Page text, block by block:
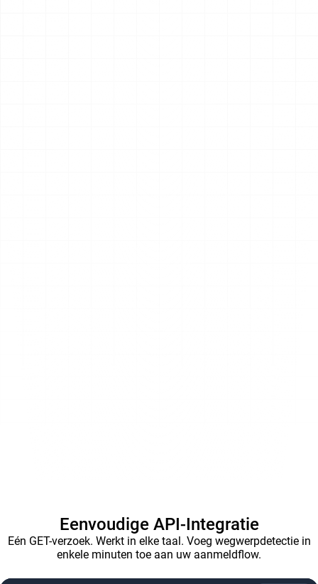
Eenvoudige API-Integratie
Eén GET-verzoek. Werkt in elke taal. Voeg wegwerpdetectie in
enkele minuten toe aan uw aanmeldflow.